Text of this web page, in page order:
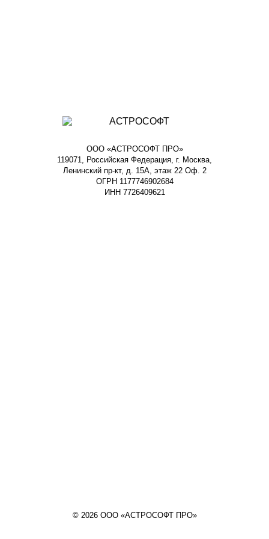
ООО «АСТРОСОФТ ПРО»
119071, Российская Федерация, г. Москва,
Ленинский пр-кт, д. 15А, этаж 22 Оф. 2
ОГРН 1177746902684
ИНН 7726409621
© 2026 ООО «АСТРОСОФТ ПРО»